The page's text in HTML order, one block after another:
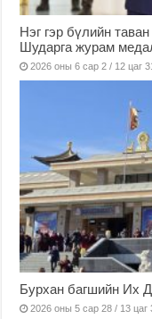
Нэг гэр бүлийн
Шударга журам
2026 оны 6 сар 2 / 12 цаг
Бурхан багшийн Их
2026 оны 5 сар 28 / 13 цаг